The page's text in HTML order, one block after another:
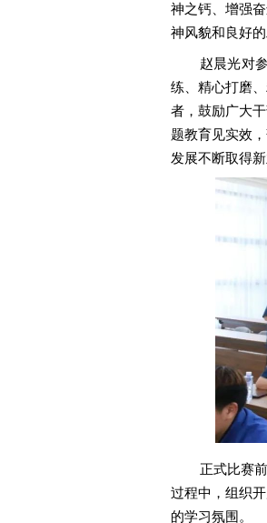
神之钙、增强
神风貌和良好
赵晨光对
练、精心打磨
者，鼓励广大
题教育见实效
发展不断取得
正式比赛
过程中，组织
的学习氛围。